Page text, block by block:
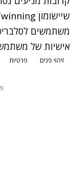
משתמשים
אישיות של
זיהוי פנים פרטיות